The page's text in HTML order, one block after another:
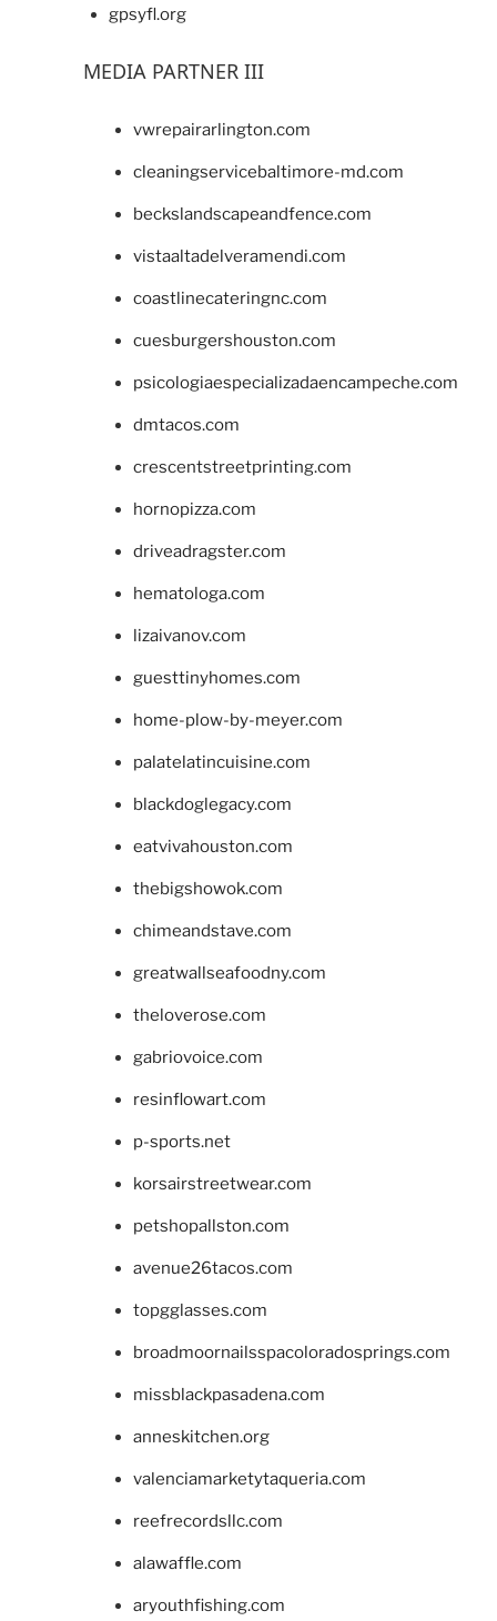
gpsyfl.org
MEDIA PARTNER III
vwrepairarlington.com
cleaningservicebaltimore-md.com
beckslandscapeandfence.com
vistaaltadelveramendi.com
coastlinecateringnc.com
cuesburgershouston.com
psicologiaespecializadaencampeche.com
dmtacos.com
crescentstreetprinting.com
hornopizza.com
driveadragster.com
hematologa.com
lizaivanov.com
guesttinyhomes.com
home-plow-by-meyer.com
palatelatincuisine.com
blackdoglegacy.com
eatvivahouston.com
thebigshowok.com
chimeandstave.com
greatwallseafoodny.com
theloverose.com
gabriovoice.com
resinflowart.com
p-sports.net
korsairstreetwear.com
petshopallston.com
avenue26tacos.com
topgglasses.com
broadmoornailsspacoloradosprings.com
missblackpasadena.com
anneskitchen.org
valenciamarketytaqueria.com
reefrecordsllc.com
alawaffle.com
aryouthfishing.com